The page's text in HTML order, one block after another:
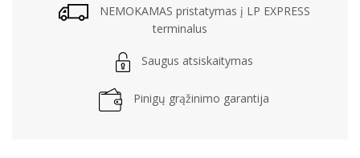
NEMOKAMAS pristatymas į LP EXPRESS
terminalus
Saugus atsiskaitymas
Pinigų grąžinimo garantija